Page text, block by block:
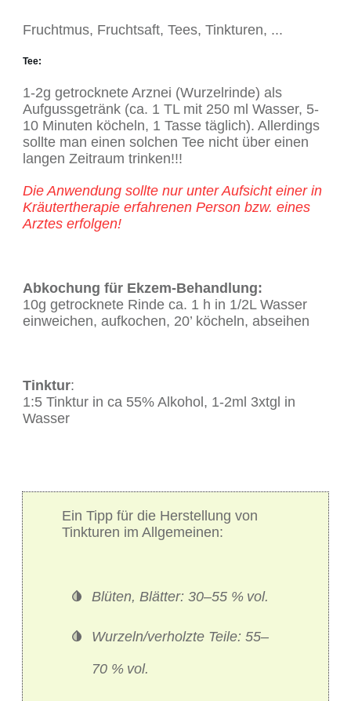
Fruchtmus, Fruchtsaft, Tees, Tinkturen, ...
Tee:
1-2g getrocknete Arznei (Wurzelrinde) als
Aufgussgetränk (ca. 1 TL mit 250 ml Wasser, 5-
10 Minuten köcheln, 1 Tasse täglich). Allerdings
sollte man einen solchen Tee nicht über einen
langen Zeitraum trinken!!!
Die Anwendung sollte nur unter Aufsicht einer in
Kräutertherapie erfahrenen Person bzw. eines
Arztes erfolgen!
Abkochung für Ekzem-Behandlung:
10g getrocknete Rinde ca. 1 h in 1/2L Wasser
einweichen, aufkochen, 20’ köcheln, abseihen
Tinktur:
1:5 Tinktur in ca 55% Alkohol, 1-2ml 3xtgl in
Wasser
Ein Tipp für die Herstellung von
Tinkturen im Allgemeinen:
Blüten, Blätter: 30–55 % vol.
Wurzeln/verholzte Teile: 55–
70 % vol.